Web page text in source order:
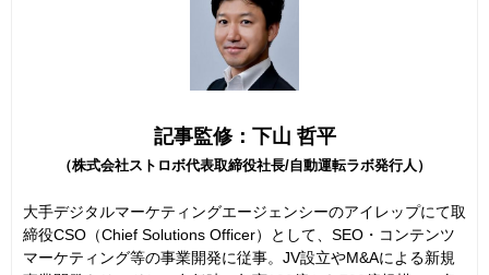
記事監修：下山 哲平
（株式会社ストロボ代表取締役社長/自動運転ラボ発行人）
大手デジタルマーケティングエージェンシーのアイレップにて取
締役CSO（Chief Solutions Officer）として、SEO・コンテンツ
マーケティング等の事業開発に従事。JV設立やM&Aによる新規